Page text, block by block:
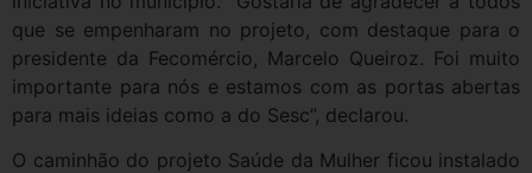
que se empenharam no projeto, com destaque para o
presidente da Fecomércio, Marcelo Queiroz. Foi muito
importante para nós e estamos com as portas abertas
para mais ideias como a do Sesc”, declarou.
O caminhão do projeto Saúde da Mulher ficou instalado